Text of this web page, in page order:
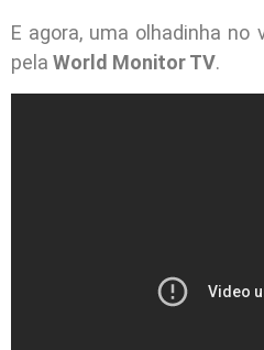
E agora, uma olhadinha
pela World Monitor TV.